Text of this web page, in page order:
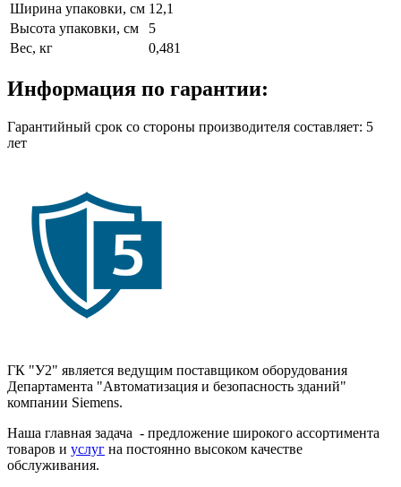
Ширина упаковки, см 12,1
Высота упаковки, см
5
Вес, кг
0,481
Информация по гарантии:
Гарантийный срок со стороны производителя составляет: 5
лет
ГК "У2" является ведущим поставщиком оборудования
Департамента "Автоматизация и безопасность зданий"
компании Siemens.
Наша главная задача - предложение широкого ассортимента
товаров и услуг на постоянно высоком качестве
обслуживания.